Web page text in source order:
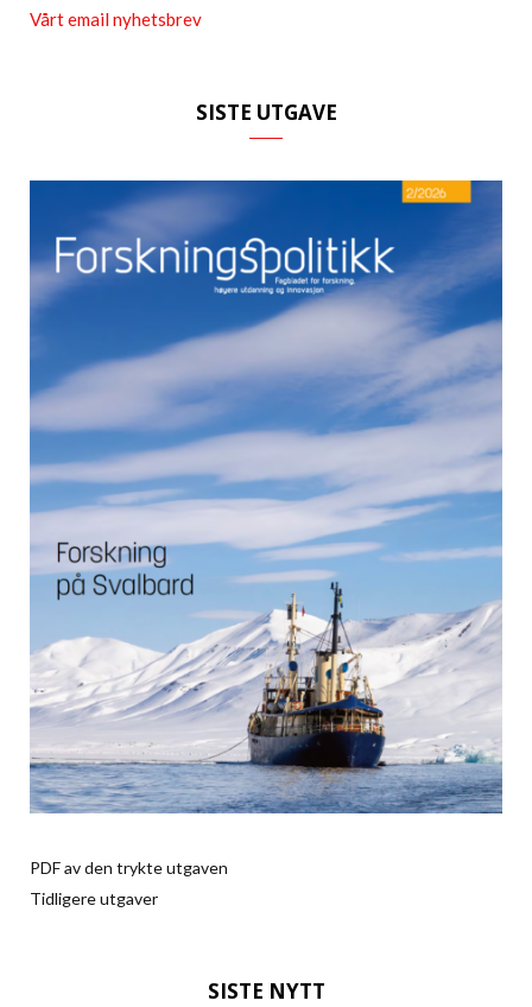
Vårt email nyhetsbrev
SISTE UTGAVE
PDF av den trykte utgaven
Tidligere utgaver
SISTE NYTT